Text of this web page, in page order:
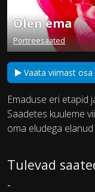
Olen ema
Portreesaated
Vaata viimast osa
Emaduse eri etapid
Saadetes kuuleme
oma eludega
Tulevad
-